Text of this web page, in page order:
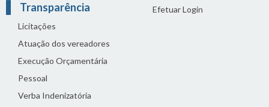
Transparência
Licitações
Atuação dos vereadores
Execução Orçamentária
Pessoal
Verba Indenizatória
Efetuar Login